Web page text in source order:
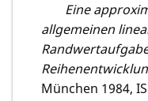
Eine
allgemeinen
München 1984,